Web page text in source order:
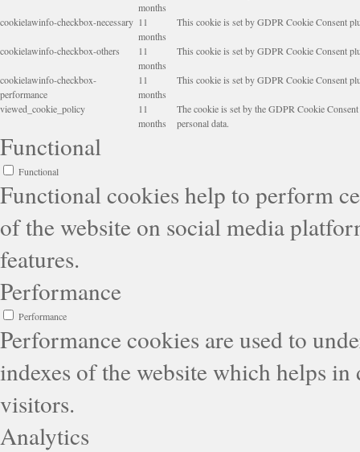
months
cookielawinfo-checkbox-necessary 11
months
This cookie is set by GDPR Cookie Consent
cookielawinfo-checkbox-others
11
months
This cookie is set by GDPR Cookie Consent
cookielawinfo-checkbox-
performance
11
months
This cookie is set by GDPR Cookie Consent
viewed_cookie_policy
11
months
The cookie is set by the GDPR Cookie
personal data.
Functional
Functional
Functional cookies help to perform
of the website on social media
features.
Performance
Performance
Performance cookies are used to
indexes of the website which helps
visitors.
Analytics